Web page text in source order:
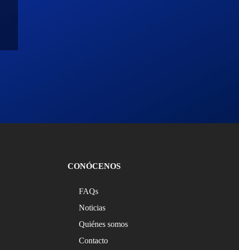
CONÓCENOS
FAQs
Noticias
Quiénes somos
Contacto